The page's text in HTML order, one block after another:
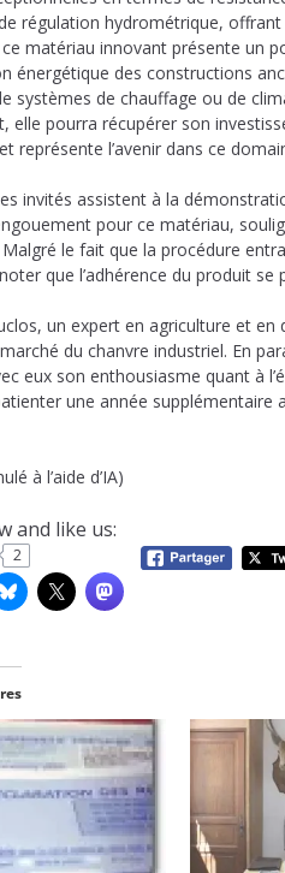
régulation hydrométrique, offrant
ce matériau innovant présente un
énergétique des constructions
systèmes de chauffage ou de
elle pourra récupérer son
représente l’avenir dans ce
invités assistent à la
pour ce matériau,
le fait que la procédure
que l’adhérence du produit
un expert en agriculture et
du chanvre industriel. En
eux son enthousiasme quant à
une année
à l’aide d’IA)
and like us:
2